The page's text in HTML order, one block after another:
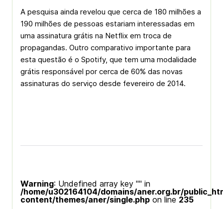
A pesquisa ainda revelou que cerca de 180 milhões a
190 milhões de pessoas estariam interessadas em
uma assinatura grátis na Netflix em troca de
propagandas. Outro comparativo importante para
esta questão é o Spotify, que tem uma modalidade
grátis responsável por cerca de 60% das novas
assinaturas do serviço desde fevereiro de 2014.
Warning: Undefined array key "" in
/home/u302164104/domains/aner.org.br/
content/themes/aner/single.php on line 235